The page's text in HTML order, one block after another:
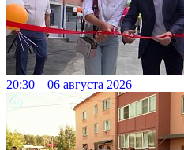
20:30 – 06 августа 2026